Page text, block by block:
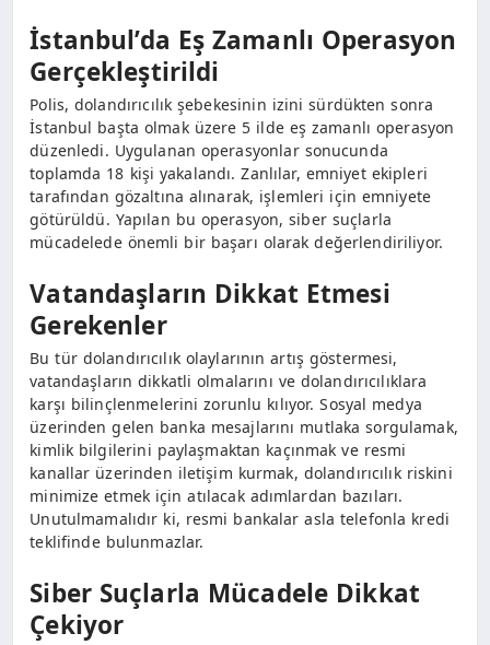
İstanbul’da Eş Zamanlı Operasyon
Gerçekleştirildi
Polis, dolandırıcılık şebekesinin izini sürdükten sonra
İstanbul başta olmak üzere 5 ilde eş zamanlı operasyon
düzenledi. Uygulanan operasyonlar sonucunda
toplamda 18 kişi yakalandı. Zanlılar, emniyet ekipleri
tarafından gözaltına alınarak, işlemleri için emniyete
götürüldü. Yapılan bu operasyon, siber suçlarla
mücadelede önemli bir başarı olarak değerlendiriliyor.
Vatandaşların Dikkat Etmesi
Gerekenler
Bu tür dolandırıcılık olaylarının artış göstermesi,
vatandaşların dikkatli olmalarını ve dolandırıcılıklara
karşı bilinçlenmelerini zorunlu kılıyor. Sosyal medya
üzerinden gelen banka mesajlarını mutlaka sorgulamak,
kimlik bilgilerini paylaşmaktan kaçınmak ve resmi
kanallar üzerinden iletişim kurmak, dolandırıcılık riskini
minimize etmek için atılacak adımlardan bazıları.
Unutulmamalıdır ki, resmi bankalar asla telefonla kredi
teklifinde bulunmazlar.
Siber Suçlarla Mücadele Dikkat
Çekiyor